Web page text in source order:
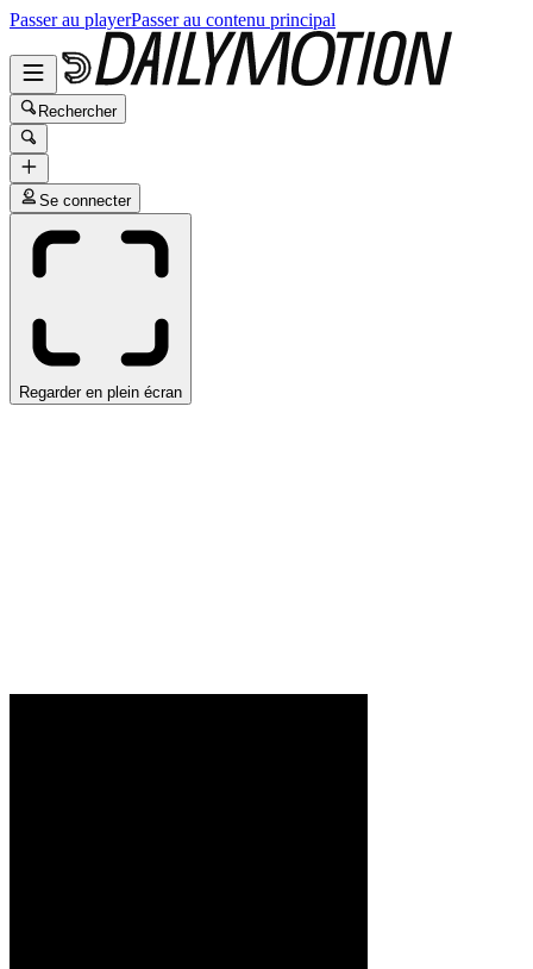
Passer au playerPasser au contenu principal
Rechercher
Se connecter
Regarder en plein écran